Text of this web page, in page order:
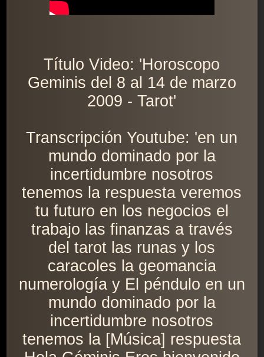
Título Video: 'Horoscopo
Geminis del 8 al 14 de marzo
2009 - Tarot'
Transcripción Youtube: 'en un
mundo dominado por la
incertidumbre nosotros
tenemos la respuesta veremos
tu futuro en los negocios el
trabajo las finanzas a través
del tarot las runas y los
caracoles la geomancia
numerología y El péndulo en un
mundo dominado por la
incertidumbre nosotros
tenemos la [Música] respuesta